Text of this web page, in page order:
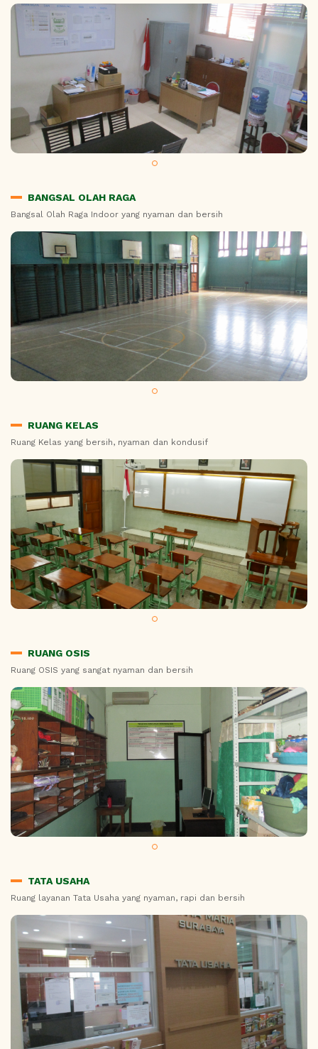
BANGSAL OLAH RAGA
Bangsal Olah Raga Indoor yang nyaman dan bersih
RUANG KELAS
Ruang Kelas yang bersih, nyaman dan kondusif
RUANG OSIS
Ruang OSIS yang sangat nyaman dan bersih
TATA USAHA
Ruang layanan Tata Usaha yang nyaman, rapi dan bersih